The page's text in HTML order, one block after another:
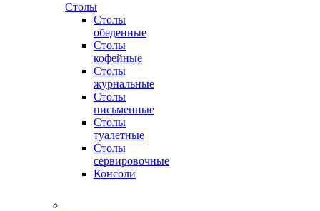
Столы
Столы
обеденные
Столы
кофейные
Столы
журнальные
Столы
письменные
Столы
туалетные
Столы
сервировочные
Консоли